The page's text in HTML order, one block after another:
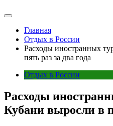
Главная
Отдых в России
Расходы иностранных
пять раз за два года
Отдых в России
Расходы
Кубани выросли в